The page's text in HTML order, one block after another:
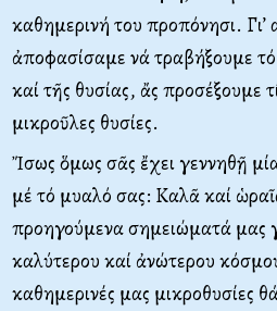
καθημερινή του προπόνησι. Γι’
ἀποφασίσαμε νά τραβήξουμε
καί τῆς θυσίας, ἄς προσέξουμε
μικροῦλες θυσίες.
Ἴσως ὅμως σᾶς ἔχει γεννηθῇ
μέ τό μυαλό σας: Καλᾶ καί
προηγούμενα σημειώματά μας
καλύτερου καί ἀνώτερου
καθημερινές μας μικροθυσίες